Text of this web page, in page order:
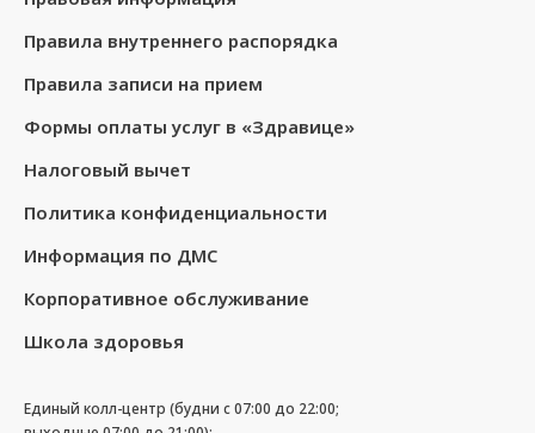
Правила внутреннего распорядка
Правила записи на прием
Формы оплаты услуг в «Здравице»
Налоговый вычет
Политика конфиденциальности
Информация по ДМС
Корпоративное обслуживание
Школа здоровья
Единый колл-центр (будни с 07:00 до 22:00;